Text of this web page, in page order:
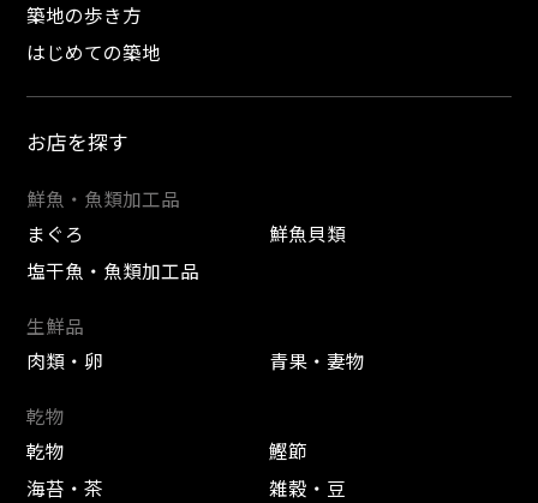
築地の歩き方
はじめての築地
お店を探す
鮮魚・魚類加工品
まぐろ
鮮魚貝類
塩干魚・魚類加工品
生鮮品
肉類・卵
青果・妻物
乾物
乾物
鰹節
海苔・茶
雑穀・豆